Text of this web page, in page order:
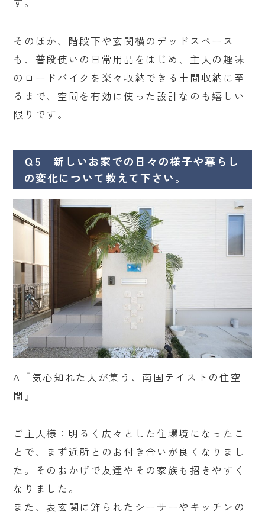
そのほか、階段下や玄関横のデッドスペース
も、普段使いの日常用品をはじめ、主人の趣味
のロードバイクを楽々収納できる土間収納に至
るまで、空間を有効に使った設計なのも嬉しい
限りです。
Ｑ5 新しいお家での日々の様子や暮らし
の変化について教えて下さい。
A『気心知れた人が集う、南国テイストの住空
間』
ご主人様：明るく広々とした住環境になったこ
とで、まず近所とのお付き合いが良くなりまし
た。そのおかげで友達やその家族も招きやすく
なりました。
また、表玄関に飾られたシーサーやキッチンの